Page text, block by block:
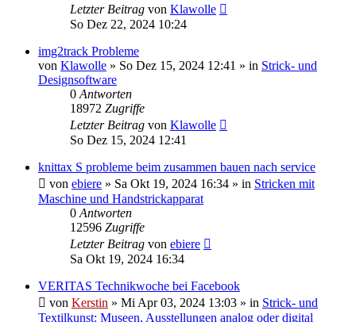
Letzter Beitrag von Klawolle
So Dez 22, 2024 10:24
img2track Probleme
von Klawolle » So Dez 15, 2024 12:41 » in Strick- und
Designsoftware
0 Antworten
18972 Zugriffe
Letzter Beitrag von Klawolle
So Dez 15, 2024 12:41
knittax S probleme beim zusammen bauen nach service
von ebiere » Sa Okt 19, 2024 16:34 » in Stricken mit
Maschine und Handstrickapparat
0 Antworten
12596 Zugriffe
Letzter Beitrag von ebiere
Sa Okt 19, 2024 16:34
VERITAS Technikwoche bei Facebook
von Kerstin » Mi Apr 03, 2024 13:03 » in Strick- und
Textilkunst: Museen, Ausstellungen analog oder digital